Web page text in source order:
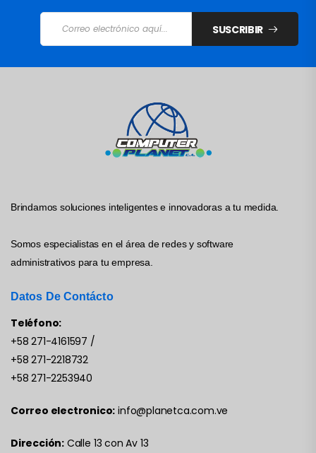
SUSCRIBIR
Brindamos soluciones inteligentes e innovadoras a tu medida.
Somos especialistas en el área de redes y software
administrativos para tu empresa.
Datos De Contácto
Teléfono:
+58 271-4161597 /
+58 271-2218732
+58 271-2253940
Correo electronico: info@planetca.com.ve
Dirección: Calle 13 con Av 13